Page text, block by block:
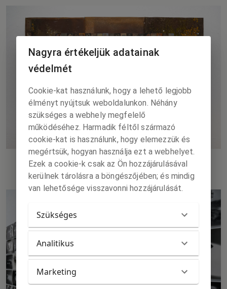
Albedo Domi_részlet, chemilumen
Nagyra értékeljük adatainak
védelmét
Cookie-kat használunk, hogy a lehető legjobb
élményt nyújtsuk weboldalunkon. Néhány
szükséges a webhely megfelelő
működéséhez. Harmadik féltől származó
cookie-kat is használunk, hogy elemezzük és
megértsük, hogyan használja ezt a webhelyet.
Ezek a cookie-k csak az Ön hozzájárulásával
kerülnek tárolásra a böngészőjében; és mindig
van lehetősége visszavonni hozzájárulását.
Szükséges
Analitikus
Marketing